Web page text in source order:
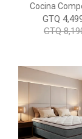
Cocina
GTQ
GTQ